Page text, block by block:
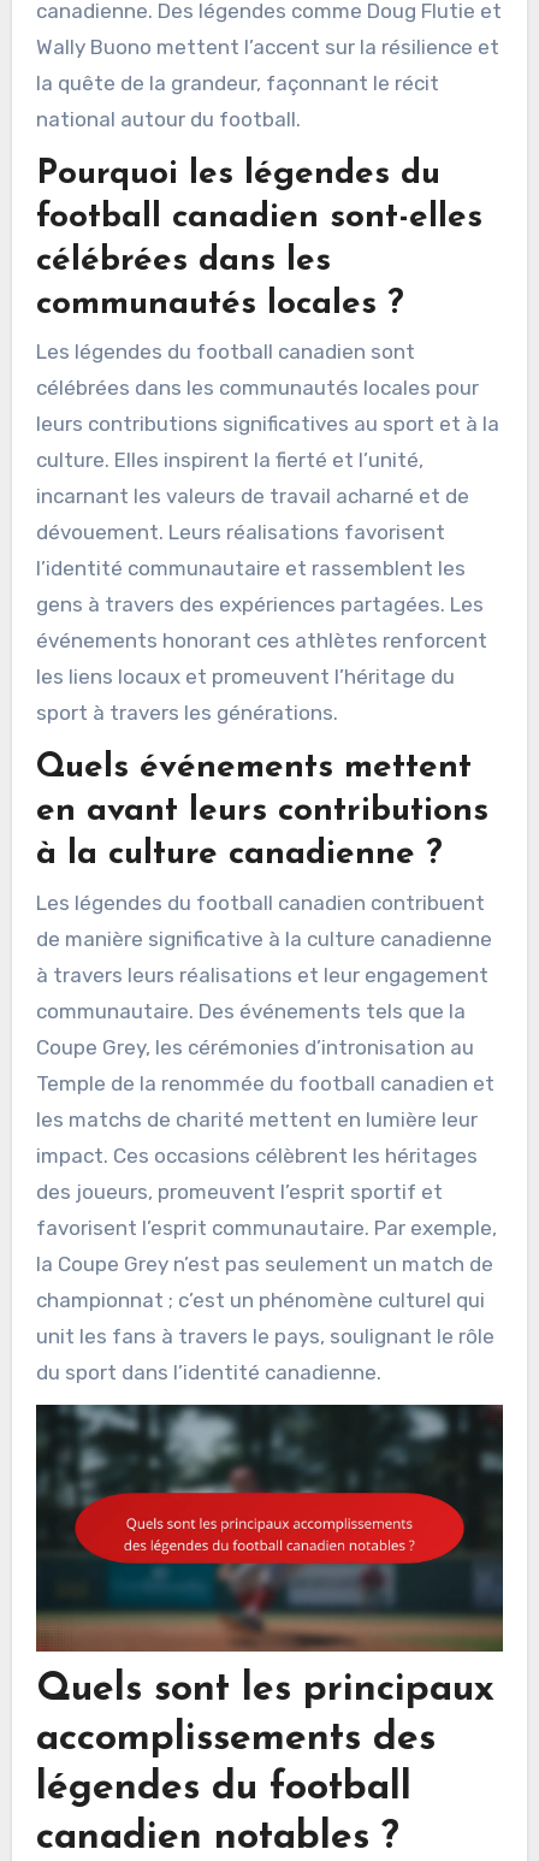
canadienne. Des légendes comme Doug Flutie et
Wally Buono mettent l’accent sur la résilience et
la quête de la grandeur, façonnant le récit
national autour du football.
Pourquoi les légendes du
football canadien sont-elles
célébrées dans les
communautés locales ?
Les légendes du football canadien sont
célébrées dans les communautés locales pour
leurs contributions significatives au sport et à la
culture. Elles inspirent la fierté et l’unité,
incarnant les valeurs de travail acharné et de
dévouement. Leurs réalisations favorisent
l’identité communautaire et rassemblent les
gens à travers des expériences partagées. Les
événements honorant ces athlètes renforcent
les liens locaux et promeuvent l’héritage du
sport à travers les générations.
Quels événements mettent
en avant leurs contributions
à la culture canadienne ?
Les légendes du football canadien contribuent
de manière significative à la culture canadienne
à travers leurs réalisations et leur engagement
communautaire. Des événements tels que la
Coupe Grey, les cérémonies d’intronisation au
Temple de la renommée du football canadien et
les matchs de charité mettent en lumière leur
impact. Ces occasions célèbrent les héritages
des joueurs, promeuvent l’esprit sportif et
favorisent l’esprit communautaire. Par exemple,
la Coupe Grey n’est pas seulement un match de
championnat ; c’est un phénomène culturel qui
unit les fans à travers le pays, soulignant le rôle
du sport dans l’identité canadienne.
Quels sont les principaux
accomplissements des
légendes du football
canadien notables ?